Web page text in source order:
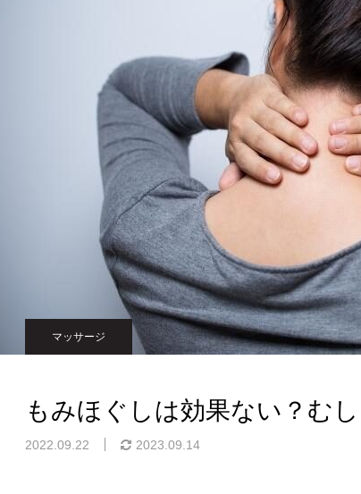
マッサージ
もみほぐしは効果ない？む
2022.09.22 2023.09.14